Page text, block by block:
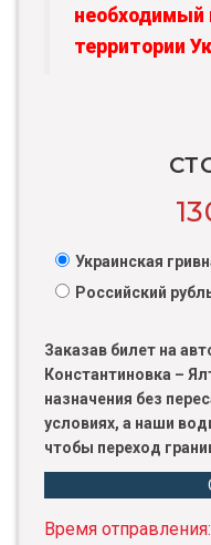
необходимый
территории
Украинская
Российский
Заказав билет на
Константиновка –
назначения без
условиях, а наши
чтобы переход
Время отправления: